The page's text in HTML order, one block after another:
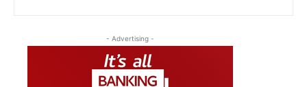
- Advertising -